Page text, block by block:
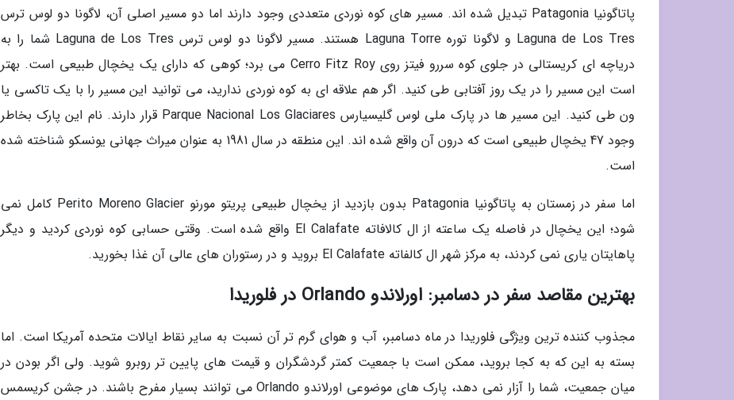
پاتاگونیا Patagonia تبدیل شده اند. مسیر های کوه نوردی متعددی وجود دارند اما دو مسیر اصلی آن، لاگونا دو لوس ترس
Laguna de Los Tres و لاگونا توره Laguna Torre هستند. مسیر لاگونا دو لوس ترس Laguna de Los Tres شما را به
دریاچه ای کریستالی در جلوی کوه سررو فیتز روی Cerro Fitz Roy می برد؛ کوهی که دارای یک یخچال طبیعی است. بهتر
است این مسیر را در یک روز آفتابی طی کنید. اگر هم علاقه ای به کوه نوردی ندارید، می توانید این مسیر را با یک تاکسی یا
ون طی کنید. این مسیر ها در پارک ملی لوس گلیسیارس Parque Nacional Los Glaciares قرار دارند. نام این پارک بخاطر
وجود 47 یخچال طبیعی است که درون آن واقع شده اند. این منطقه در سال 1981 به عنوان میراث جهانی یونسکو شناخته شده
است.
اما سفر در زمستان به پاتاگونیا Patagonia بدون بازدید از یخچال طبیعی پریتو مورنو Perito Moreno Glacier کامل نمی
شود؛ این یخچال در فاصله یک ساعته از ال کالافاته El Calafate واقع شده است. وقتی حسابی کوه نوردی کردید و دیگر
پاهایتان یاری نمی کردند، به مرکز شهر ال کالفاته El Calafate بروید و در رستوران های عالی آن غذا بخورید.
بهترین مقاصد سفر در دسامبر: اورلاندو Orlando در فلوریدا
مجذوب کننده ترین ویژگی فلوریدا در ماه دسامبر، آب و هوای گرم تر آن نسبت به سایر نقاط ایالات متحده آمریکا است. اما
بسته به این که به کجا بروید، ممکن است با جمعیت کمتر گردشگران و قیمت های پایین تر روبرو شوید. ولی اگر بودن در
میان جمعیت، شما را آزار نمی دهد، پارک های موضوعی اورلاندو Orlando می توانند بسیار مفرح باشند. در جشن کریسمس